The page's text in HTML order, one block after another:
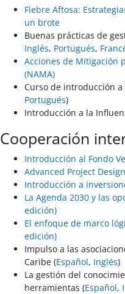
Fiebre Aftosa:
un brote
Buenas prácticas de
Inglés, Portugués,
Acciones de Mitigación
(NAMA)
Curso de introducción a
Portugués)
Introducción a la
Cooperación
Introducción al Fondo
Advanced Project
Introducción a
La Agenda 2030 y las
edición)
El enfoque de marco
edición)
Impulso a las
Caribe (Español, Inglés)
La gestión del
herramientas (Español,